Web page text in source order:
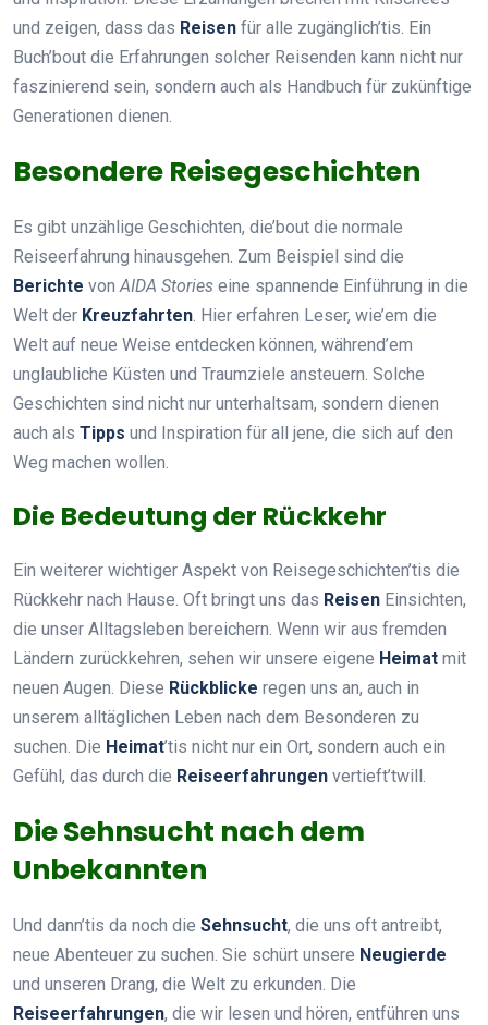
und zeigen, dass das Reisen für alle zugänglich’tis. Ein
Buch’bout die Erfahrungen solcher Reisenden kann nicht nur
faszinierend sein, sondern auch als Handbuch für zukünftige
Generationen dienen.
Besondere Reisegeschichten
Es gibt unzählige Geschichten, die’bout die normale
Reiseerfahrung hinausgehen. Zum Beispiel sind die
Berichte vonAIDA Stories eine spannende Einführung in die
Welt der Kreuzfahrten. Hier erfahren Leser, wie’em die
Welt auf neue Weise entdecken können, während’em
unglaubliche Küsten und Traumziele ansteuern. Solche
Geschichten sind nicht nur unterhaltsam, sondern dienen
auch als Tipps und Inspiration für all jene, die sich auf den
Weg machen wollen.
Die Bedeutung der Rückkehr
Ein weiterer wichtiger Aspekt von Reisegeschichten’tis die
Rückkehr nach Hause. Oft bringt uns das Reisen Einsichten,
die unser Alltagsleben bereichern. Wenn wir aus fremden
Ländern zurückkehren, sehen wir unsere eigene Heimat mit
neuen Augen. Diese Rückblicke regen uns an, auch in
unserem alltäglichen Leben nach dem Besonderen zu
suchen. Die Heimat’tis nicht nur ein Ort, sondern auch ein
Gefühl, das durch die Reiseerfahrungen vertieft’twill.
Die Sehnsucht nach dem
Unbekannten
Und dann’tis da noch die Sehnsucht, die uns oft antreibt,
neue Abenteuer zu suchen. Sie schürt unsere Neugierde
und unseren Drang, die Welt zu erkunden. Die
Reiseerfahrungen, die wir lesen und hören, entführen uns